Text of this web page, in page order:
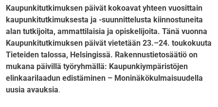
Kaupunkitutkimuksen päivät kokoavat yhteen vuosittain
kaupunkitutkimuksesta ja -suunnittelusta kiinnostuneita
alan tutkijoita, ammattilaisia ja opiskelijoita. Tänä vuonna
Kaupunkitutkimuksen päivät vietetään 23.–24. toukokuuta
Tieteiden talossa, Helsingissä. Rakennustietosäätiö on
mukana päivillä työryhmällä: Kaupunkiympäristöjen
elinkaarilaadun edistäminen – Moninäkökulmaisuudella
uusia avauksia.